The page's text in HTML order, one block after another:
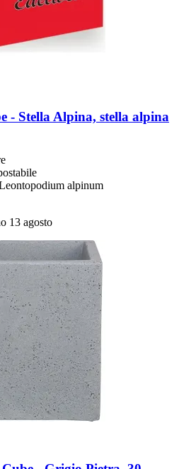
-​ Stella Alpina, stella alpina
alpinum
13 agosto